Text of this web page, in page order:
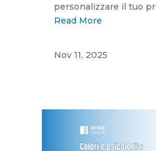
personalizzare il tuo
Read More
Nov 11, 2025